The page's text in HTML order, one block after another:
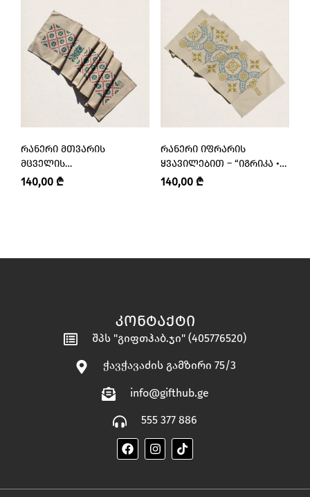
ᲠᲐᲜᲔᲠᲘ ᲛᲗᲕᲐᲠᲘᲡ
ᲛᲪᲕᲔᲚᲘᲡ
ᲒᲐᲛᲝᲡᲐᲮᲣᲚᲔᲑᲘᲗ –
140,00 ₾
ᲠᲐᲜᲔᲠᲘ ᲘᲤᲠᲐᲠᲘᲡ
ᲧᲕᲐᲕᲘᲚᲔᲑᲘᲗ – “ᲘᲒᲠᲘᲙᲐ •
IGRIKA”
140,00 ₾
ᲙᲝᲜᲢᲐᲥᲢᲘ
შპს "გიფთჰაბ.ჯი" (405776520)
ჭავჭავაძის გამზირი 75/3
info@gifthub.ge
555 377 886